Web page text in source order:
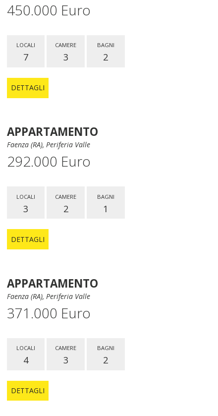
450.000 Euro
LOCALI
7
CAMERE
3
BAGNI
2
DETTAGLI
APPARTAMENTO
Faenza (RA), Periferia Valle
292.000 Euro
LOCALI
3
CAMERE
2
BAGNI
1
DETTAGLI
APPARTAMENTO
Faenza (RA), Periferia Valle
371.000 Euro
LOCALI
4
CAMERE
3
BAGNI
2
DETTAGLI